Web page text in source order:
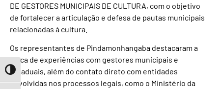
Toggle High Contrast
DE GESTORES MUNICIPAIS DE CULTURA, com o objetivo
de fortalecer a articulação e defesa de pautas municipais
relacionadas à cultura.
Os representantes de Pindamonhangaba destacaram a
troca de experiências com gestores municipais e
estaduais, além do contato direto com entidades
envolvidas nos processos legais, como o Ministério da